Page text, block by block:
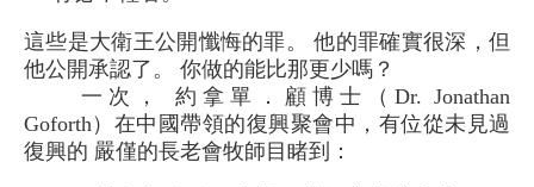
這些是大衛王公開懺悔的罪。 他的罪確實很深，但
他公開承認了。 你做的能比那更少嗎？
一次， 約拿單．顧博士（Dr. Jonathan
Goforth）在中國帶領的復興聚會中，有位從未見過
復興的 嚴僅的長老會牧師目睹到：